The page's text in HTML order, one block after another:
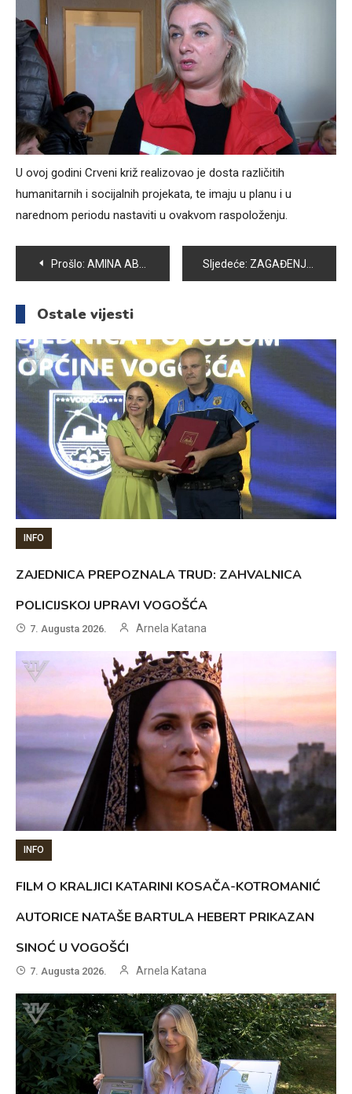
U ovoj godini Crveni križ realizovao je dosta različitih
humanitarnih i socijalnih projekata, te imaju u planu i u
narednom periodu nastaviti u ovakvom raspoloženju.
Navigacija
članaka
Prošlo: AMINA ABASPAHIĆ ZLATNA STUDENTICA UNSA: PLANIRAM OSTATI OVDJE, SVOJU KARIJERU VIDIM U NAUČNO-ISTRAŽIVAČKOM RADU Sljedeće: ZAGAĐENJE ZRAKA – PROGLAŠENA EPIZODA UPOZORENJE
Ostale vijesti
INFO
ZAJEDNICA PREPOZNALA TRUD: ZAHVALNICA
POLICIJSKOJ UPRAVI VOGOŠĆA
7. Augusta 2026. Arnela Katana
INFO
FILM O KRALJICI KATARINI KOSAČA-KOTROMANIĆ
AUTORICE NATAŠE BARTULA HEBERT PRIKAZAN
SINOĆ U VOGOŠĆI
7. Augusta 2026. Arnela Katana